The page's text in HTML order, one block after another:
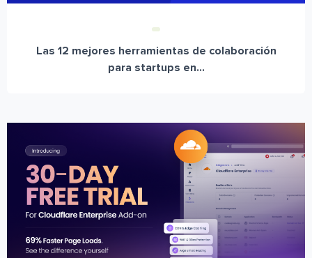
Las 12 mejores herramientas de colaboración
para startups en...